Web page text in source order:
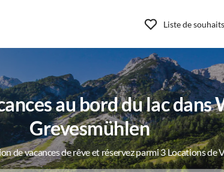
Liste de souhaits
au bord du lac dans
Grevesmühlen
de vacances de rêve et réservez parmi 3 Locations de